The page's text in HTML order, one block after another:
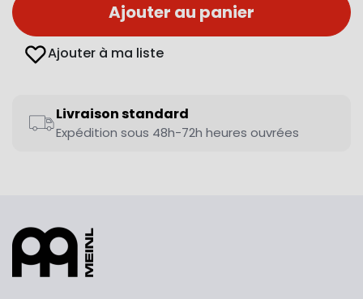
Ajouter au panier
Ajouter à ma liste
Livraison standard
Expédition sous 48h-72h heures ouvrées